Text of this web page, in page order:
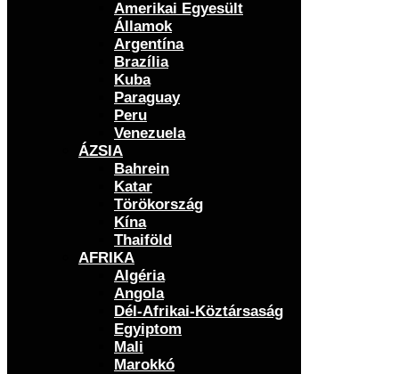
Amerikai Egyesült
Államok
Argentína
Brazília
Kuba
Paraguay
Peru
Venezuela
ÁZSIA
Bahrein
Katar
Törökország
Kína
Thaiföld
AFRIKA
Algéria
Angola
Dél-Afrikai-Köztársaság
Egyiptom
Mali
Marokkó